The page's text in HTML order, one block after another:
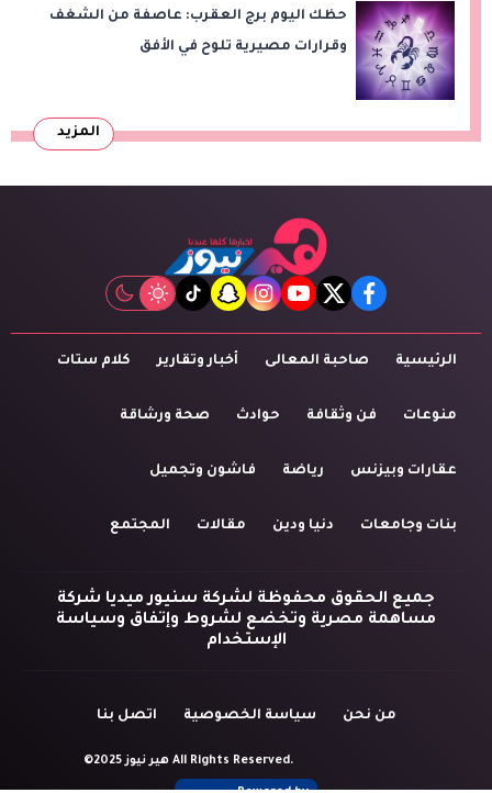
حظك اليوم برج العقرب: عاصفة من الشغف
وقرارات مصيرية تلوح في الأفق
المزيد
facebook
twitter
youtube
instagram
snapchat
tiktok
الرئيسية صاحبة المعالى أخبار وتقارير كلام ستات
منوعات فن وثقافة حوادث صحة ورشاقة
عقارات وبيزنس رياضة فاشون وتجميل
بنات وجامعات دنيا ودين مقالات المجتمع
جميع الحقوق محفوظة لشركة سنيور ميديا شركة
مساهمة مصرية وتخضع لشروط وإتفاق وسياسة
الإستخدام
من نحن سياسة الخصوصية اتصل بنا
©2025 هير نيوز All Rights Reserved.